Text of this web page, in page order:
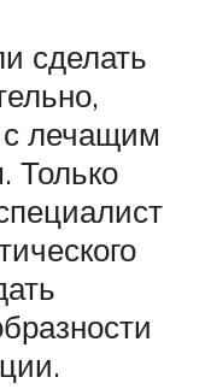
сделать
с лечащим
Только